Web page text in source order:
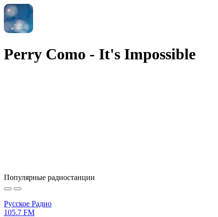
Perry Como - It's Impossible
Популярные радиостанции
Русское Радио
105.7 FM